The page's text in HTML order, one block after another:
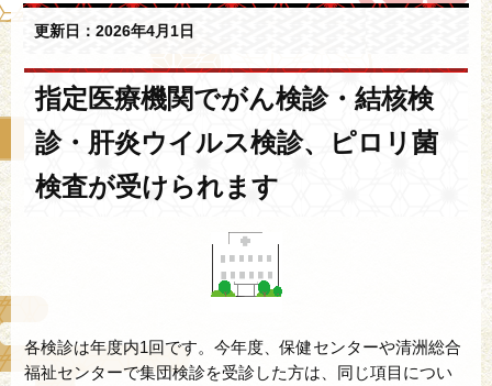
こ
ら
更新日：2026年4月1日
指定医療機関でがん検診・結核検
診・肝炎ウイルス検診、ピロリ菌
検査が受けられます
各検診は年度内1回です。今年度、保健センターや清洲総合
福祉センターで集団検診を受診した方は、同じ項目につい